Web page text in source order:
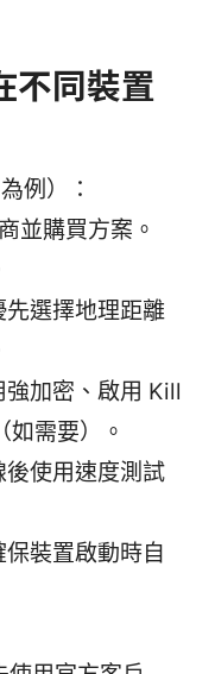
不同裝置
例）：
並購買方案。
選擇地理距離
加密、啟用 Kill
需要）。
使用速度測試
裝置啟動時自